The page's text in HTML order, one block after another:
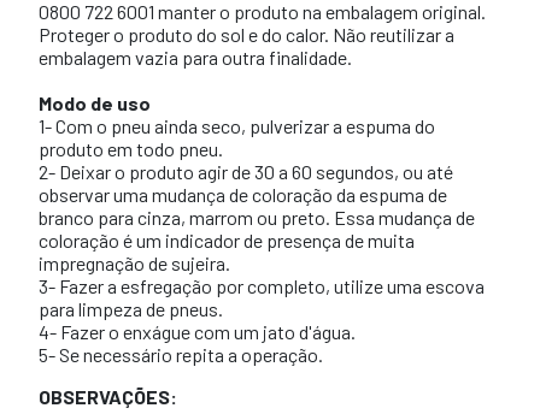
0800 722 6001 manter o produto na embalagem original.
Proteger o produto do sol e do calor. Não reutilizar a
embalagem vazia para outra finalidade.
Modo de uso
1- Com o pneu ainda seco, pulverizar a espuma do
produto em todo pneu.
2- Deixar o produto agir de 30 a 60 segundos, ou até
observar uma mudança de coloração da espuma de
branco para cinza, marrom ou preto. Essa mudança de
coloração é um indicador de presença de muita
impregnação de sujeira.
3- Fazer a esfregação por completo, utilize uma escova
para limpeza de pneus.
4- Fazer o enxágue com um jato d'água.
5- Se necessário repita a operação.
OBSERVAÇÕES: